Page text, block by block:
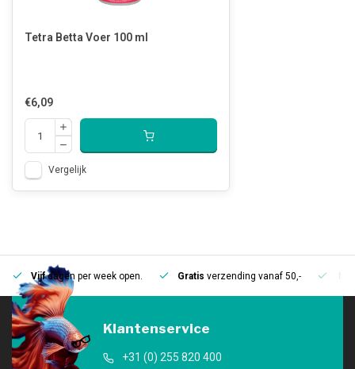
Tetra Betta Voer 100 ml
€6,09
Vergelijk
Vijfdagen per week open. Gratis verzending vanaf 50,-
Klantenservice
+31 (0) 255 820 400